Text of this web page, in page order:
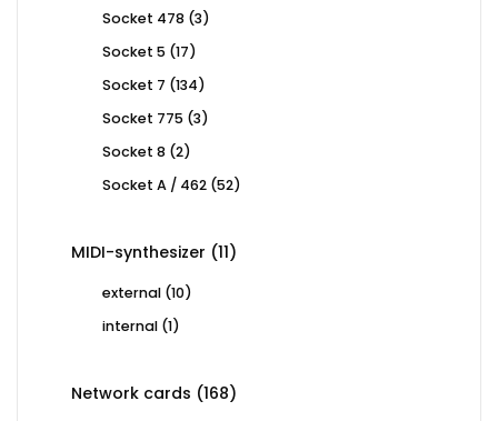
Socket 478 33
Socket 5 1717
Socket 7 134134
Socket 775 33
Socket 8 22
Socket A / 462 5252
MIDI-synthesizer 1111
external 1010
internal 11
Network cards 168168